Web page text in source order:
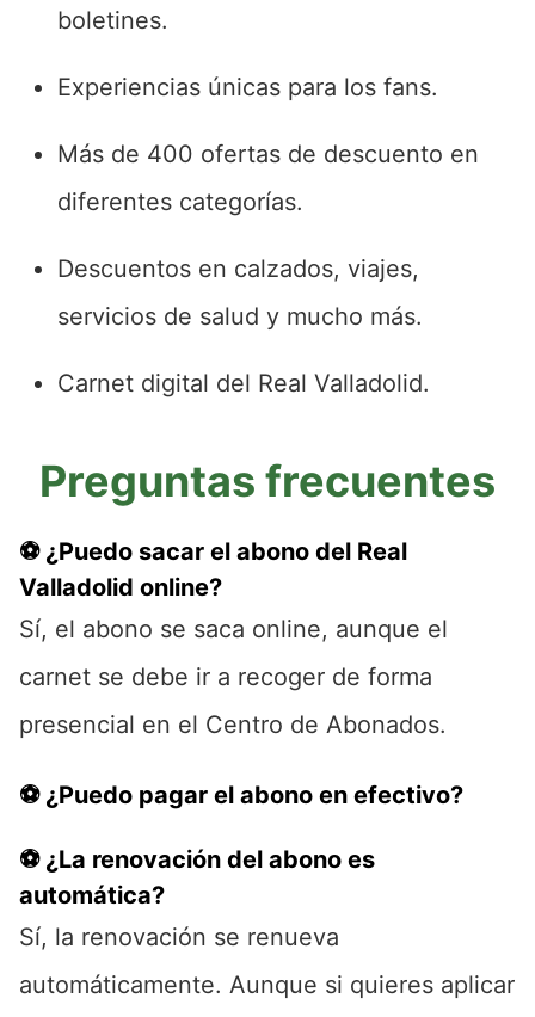
boletines.
Experiencias únicas para los fans.
Más de 400 ofertas de descuento en
diferentes categorías.
Descuentos en calzados, viajes,
servicios de salud y mucho más.
Carnet digital del Real Valladolid.
Preguntas frecuentes
⚽ ¿Puedo sacar el abono del Real
Valladolid online?
Sí, el abono se saca online, aunque el
carnet se debe ir a recoger de forma
presencial en el Centro de Abonados.
⚽ ¿Puedo pagar el abono en efectivo?
⚽ ¿La renovación del abono es
automática?
Sí, la renovación se renueva
automáticamente. Aunque si quieres aplicar